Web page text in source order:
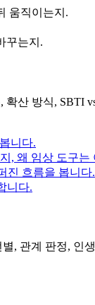
움직이는지.
꾸는지.
산 방식, SBTI
니다.
, 왜 임상 도구는
진 흐름을 봅니다.
니다.
, 관계 판정,